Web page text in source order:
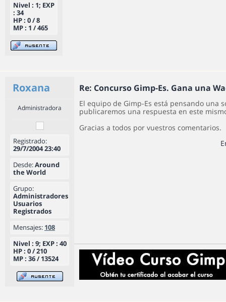
Nivel : 1; EXP
: 34
HP : 0 / 8
MP : 1 / 465
Roxana Re: Concurso Gimp-Es. Gana una
Administradora
Registrado:
29/7/2004 23:40
Desde:Around
the World
Grupo:
Administradores
Usuarios
Registrados
Mensajes: 108
Nivel : 9; EXP : 40
HP : 0 / 210
MP : 36 / 13524
El equipo de Gimp-Es está pensando una
publicaremos una respuesta en este
Gracias a todos por vuestros comentarios.